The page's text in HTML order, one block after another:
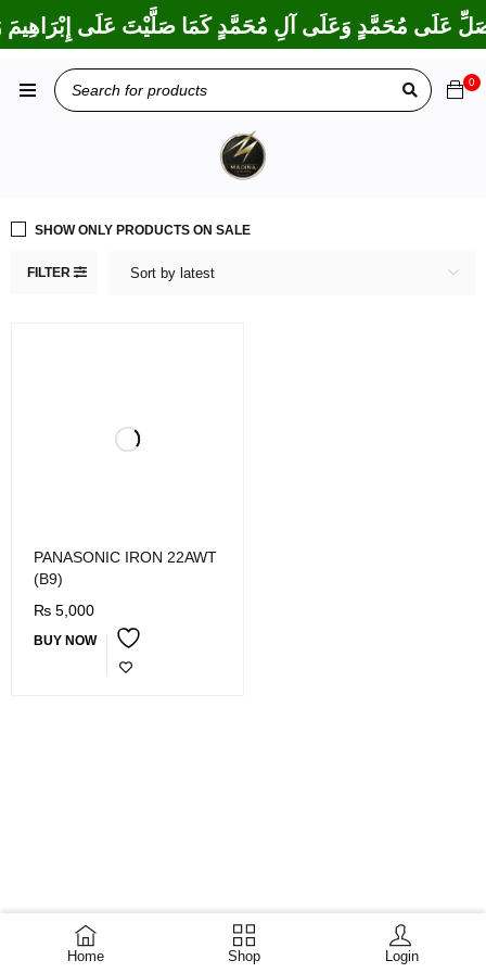
عَلَى مُحَمَّدٍ وَعَلَى آلِ مُحَمَّدٍ كَمَا صَلَّيْتَ عَلَى إِبْرَاهِيمَ
Home Shop Login
0
FILTER Sort by latest
SHOW ONLY PRODUCTS ON SALE
PANASONIC IRON 22AWT
(B9)
₨ 5,000
BUY NOW